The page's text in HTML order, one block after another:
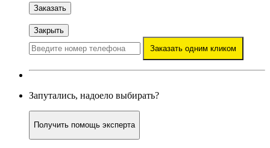
Заказать
Закрыть
Заказать одним кликом
Запутались, надоело выбирать?
Получить помощь эксперта